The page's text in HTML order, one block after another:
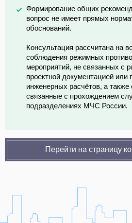
Формирование общих
вопрос не имеет прямых
обоснований.
Консультация рассчитана на
соблюдения режимных
мероприятий, не связанных с
проектной документацией или
инженерных расчётов, а
связанные с прохождением
подразделениях МЧС России.
Перейти на страницу